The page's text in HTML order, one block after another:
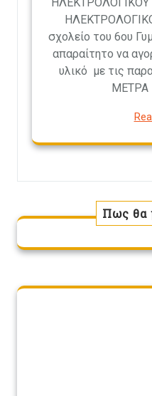
σχολείο του 6ου
απαραίτητο να
υλικό με τις
ΜΕΤΡΑ
Πως θα